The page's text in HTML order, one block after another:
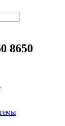
8650